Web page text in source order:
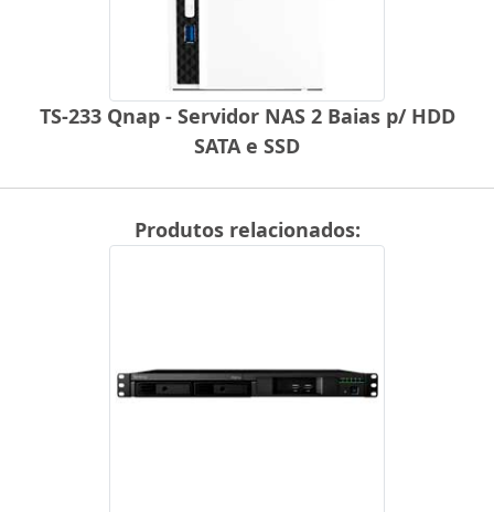
TS-233 Qnap - Servidor NAS 2 Baias p/ HDD
SATA e SSD
Produtos relacionados: